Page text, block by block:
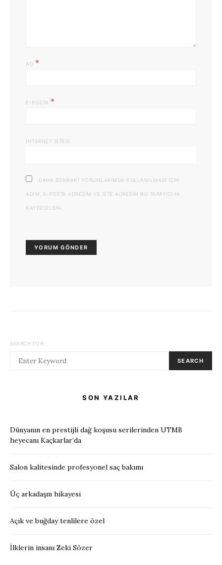
AD *
E-POSTA *
İNTERNET SITESI
DAHA SONRAKI YORUMLARIMDA KULLANILMASI IÇIN
ADIM, E-POSTA ADRESIM VE SITE ADRESIM BU TARAYICIYA
KAYDEDILSIN.
SEARCH FOR:
SEARCH
SON YAZILAR
Dünyanın en prestijli dağ koşusu serilerinden UTMB
heyecanı Kaçkarlar’da
Salon kalitesinde profesyonel saç bakımı
Üç arkadaşın hikayesi
Açık ve buğday tenlilere özel
İlklerin insanı Zeki Sözer